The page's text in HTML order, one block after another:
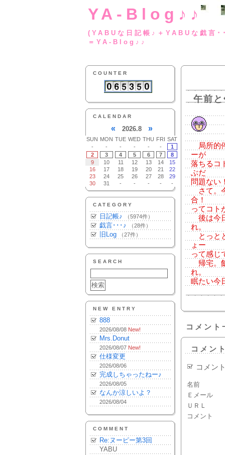
YA-Blog♪♪
(YABUな日記帳♪
＝YA-Blog♪♪
COUNTER
CALENDAR
« 2026.8 »
SUN MON TUE WED THU FRI SAT
-
- - - - -
1
2
3 4 5 6 7
8
9
10 11 12 13 14
15
16
17 18 19 20 21
22
23
24 25 26 27 28
29
30
31 - - - - -
CATEGORY
日記帳♪ （5974件）
戯言･･･♪ （28件）
旧Log （27件）
SEARCH
NEW ENTRY
888
2026/08/08 New!
Mrs.Donut
2026/08/07 New!
仕様変更
2026/08/06
完成しちゃったねー♪
2026/08/05
なんか涼しいよ？
2026/08/04
COMMENT
Re:ヌーピー第3回
YABU
午前
局所的
ーが
落ちるコ
ぶだ
問題ない
さて。
合！
ってコト
後は今
れ。
とっと
ょー
って感じ
帰宅。
れ。
眠たい今
コメント
コメン
コメン
名前
Ｅメール
ＵＲＬ
コメント